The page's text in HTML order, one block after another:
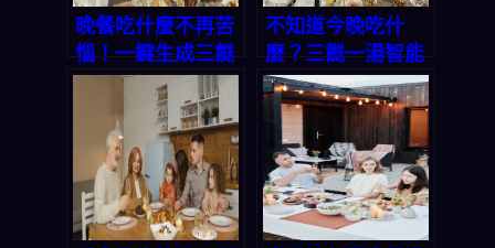
晚餐吃什麼不再苦
惱！一鍵生成三餸
一湯，讓你天天輕
不知道今晚吃什
麼？三餸一湯智能
配方，讓你十分鐘
搞定全家晚餐！